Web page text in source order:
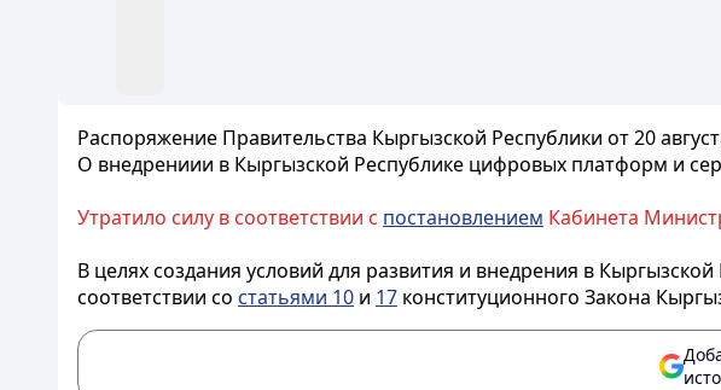
Распоряжение Правительства Кыргызской Республики от 20
О внедрениии в Кыргызской Республике цифровых платформ и
Утратило силу в соответствии с постановлением Кабинета
В целях создания условий для развития и внедрения в
соответствии со статьями 10 и 17 конституционного Закона